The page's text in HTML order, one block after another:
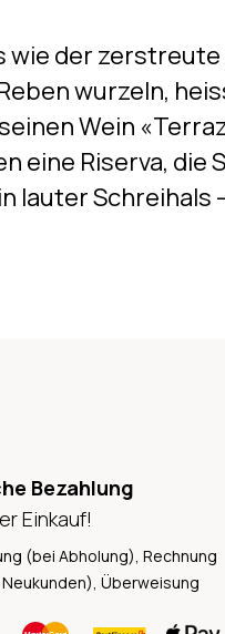
der
wurzeln,
Wein
eine Riserva,
lauter
Bezahlung
Einkauf!
(bei Abholung), Rechnung
Überweisung